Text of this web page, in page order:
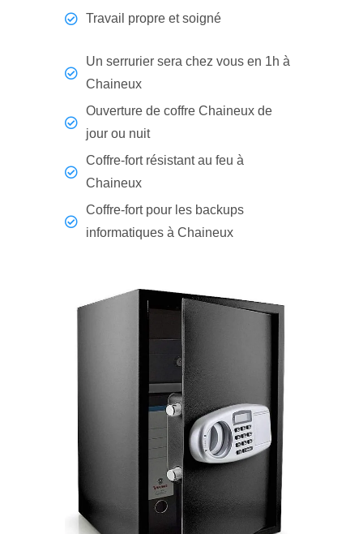
Travail propre et soigné
Un serrurier sera chez vous en 1h à
Chaineux
Ouverture de coffre Chaineux de
jour ou nuit
Coffre-fort résistant au feu à
Chaineux
Coffre-fort pour les backups
informatiques à Chaineux